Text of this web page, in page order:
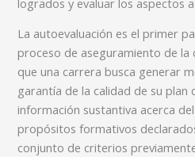
La autoevaluación es el primer
proceso de aseguramiento de la
que una carrera busca generar
garantía de la calidad de su plan
información sustantiva acerca
propósitos formativos
conjunto de criterios